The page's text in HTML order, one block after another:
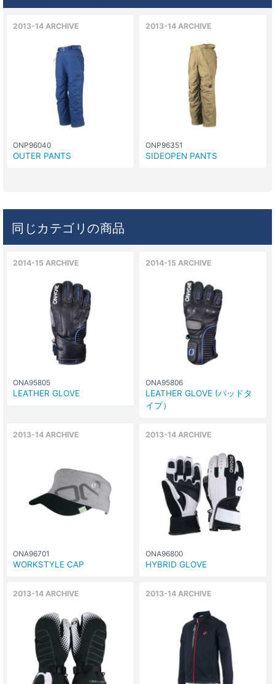
2013-14 ARCHIVE
ONP96040
OUTER PANTS
2013-14 ARCHIVE
ONP96351
SIDEOPEN PANTS
同じカテゴリの商品
2014-15 ARCHIVE
ONA95805
LEATHER GLOVE
2014-15 ARCHIVE
ONA95806
LEATHER GLOVE (パッドタ
イプ）
2013-14 ARCHIVE
ONA96701
WORKSTYLE CAP
2013-14 ARCHIVE
ONA96800
HYBRID GLOVE
2013-14 ARCHIVE 2013-14 ARCHIVE